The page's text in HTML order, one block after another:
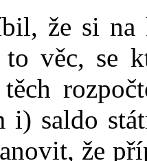
že si na
věc, se
i) saldo
že